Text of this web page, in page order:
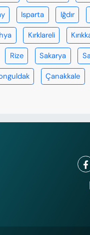
Isparta Iğdır
Kırklareli
Rize Sakarya
Çanakkale